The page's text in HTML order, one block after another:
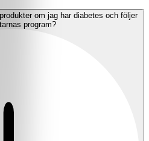
om jag har diabetes och följer
program?